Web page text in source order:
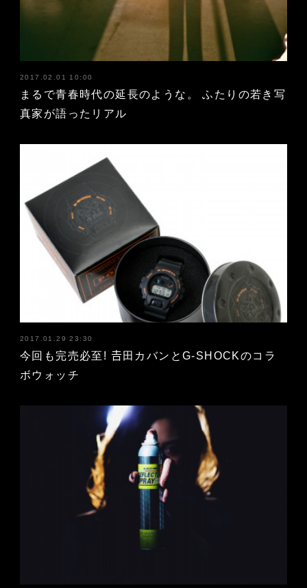
2017.02.01 10:00
まるで青春時代の延長のような。 ふたりの若き写
真家が語ったリアル
2017.01.29 23:30
今回も完売必至! 𠮷田カバンとG-SHOCKのコラ
ボウォッチ